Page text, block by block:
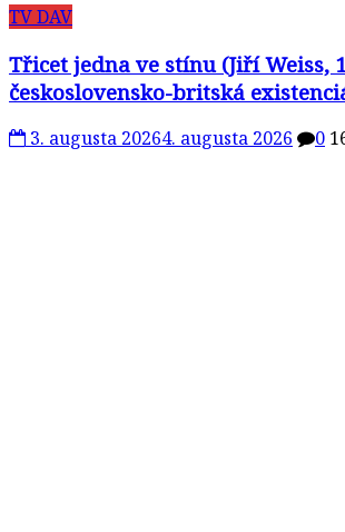
TV DAV
Třicet jedna ve stínu (Jiří Weiss,
československo-britská
3. augusta 20264. augusta 2026 0